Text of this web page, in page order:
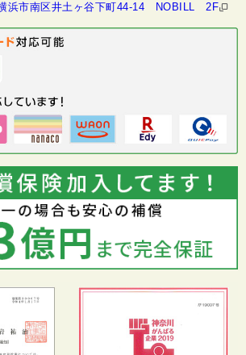
浜市南区井土ヶ谷下町44-14 NOBILL 2F